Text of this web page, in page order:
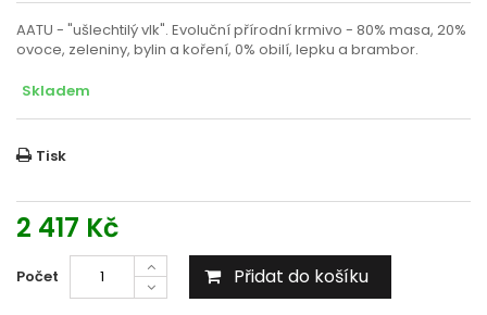
AATU - "ušlechtilý vlk". Evoluční přírodní krmivo - 80% masa, 20%
ovoce, zeleniny, bylin a koření, 0% obilí, lepku a brambor.
Skladem
Tisk
2 417 Kč
Počet Přidat do košíku